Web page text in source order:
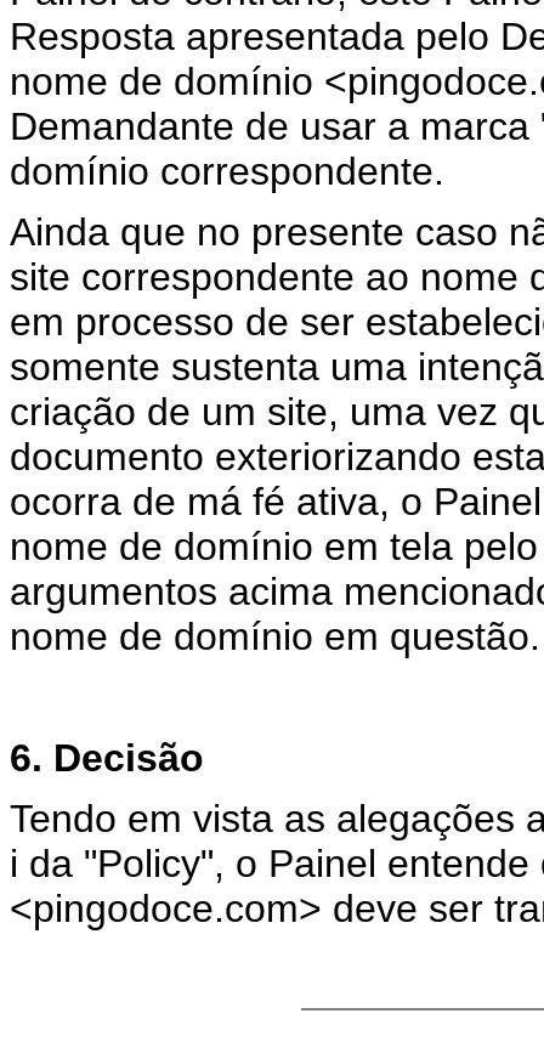
Resposta apresentada pelo
nome de domínio
Demandante de usar a
domínio correspondente.
Ainda que no presente caso
site correspondente ao nome
em processo de ser
somente sustenta uma
criação de um site, uma vez
documento exteriorizando
ocorra de má fé ativa, o
nome de domínio em tela
argumentos acima
nome de domínio em questão.
6. Decisão
Tendo em vista as alegações
i da "Policy", o Painel
<pingodoce.com> deve ser